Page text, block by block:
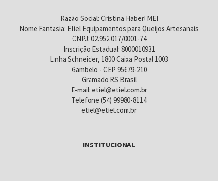
Razão Social: Cristina Haberl MEI
Nome Fantasia: Etiel Equipamentos para Queijos Artesanais
CNPJ: 02.952.017/0001-74
Inscrição Estadual: 8000010931
Linha Schneider, 1800 Caixa Postal 1003
Gambelo - CEP 95679-210
Gramado RS Brasil
E-mail: etiel@etiel.com.br
Telefone (54) 99980-8114
etiel@etiel.com.br
INSTITUCIONAL